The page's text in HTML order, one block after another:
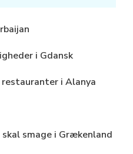
i Gdansk
i Alanya
smage i Grækenland